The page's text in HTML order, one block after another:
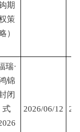
期
策
）
瑞·
锦
闭
式
2026/06/12